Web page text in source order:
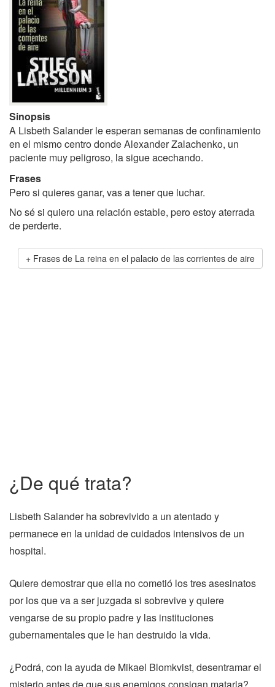
Sinopsis
A Lisbeth Salander le esperan semanas de confinamiento
en el mismo centro donde Alexander Zalachenko, un
paciente muy peligroso, la sigue acechando.
Frases
Pero si quieres ganar, vas a tener que luchar.
No sé si quiero una relación estable, pero estoy aterrada
de perderte.
Frases de La reina en el palacio de las corrientes de aire
¿De qué trata?
Lisbeth Salander ha sobrevivido a un atentado y
permanece en la unidad de cuidados intensivos de un
hospital.
Quiere demostrar que ella no cometió los tres asesinatos
por los que va a ser juzgada si sobrevive y quiere
vengarse de su propio padre y las instituciones
gubernamentales que le han destruido la vida.
¿Podrá, con la ayuda de Mikael Blomkvist, desentramar el